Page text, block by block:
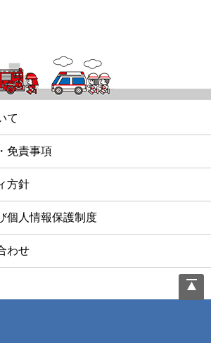
て
免責事項
方針
個人情報保護制度
わせ